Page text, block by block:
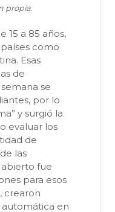
propia.
15 a 85 años,
como
Esas
de
se
por lo
y surgió la
evaluar los
de
las
fue
para esos
crearon
automática en